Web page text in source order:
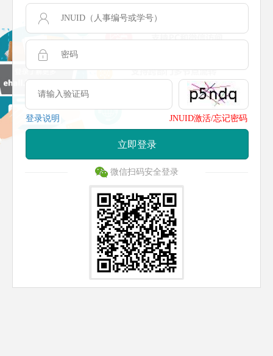
登录说明 JNUID激活/忘记密码
立即登录
微信扫码安全登录